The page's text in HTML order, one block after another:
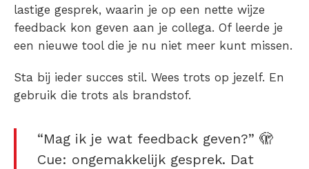
lastige gesprek, waarin je op een nette wijze
feedback kon geven aan je collega. Of leerde je
een nieuwe tool die je nu niet meer kunt missen.
Sta bij ieder succes stil. Wees trots op jezelf. En
gebruik die trots als brandstof.
“Mag ik je wat feedback geven?” 🫣
Cue: ongemakkelijk gesprek. Dat